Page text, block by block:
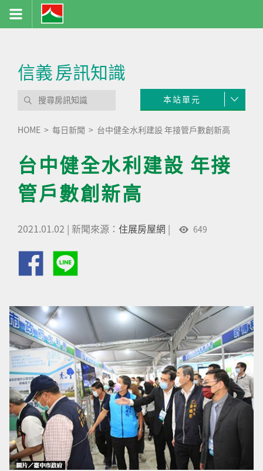
信義房訊知識
本站單元
HOME 每日新聞 台中健全水利建設 年接管戶數創新高
台中健全水利建設 年接
管戶數創新高
2021.01.02 | 新聞來源： 住展房屋網 | 649